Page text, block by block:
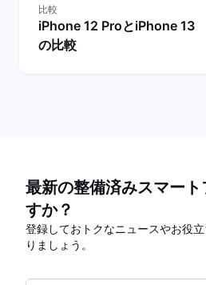
比較
iPhone 12 ProとiPhone 13
の比較
最新の整備済みスマー
すか？
登録しておトクなニュースやお役
りましょう。